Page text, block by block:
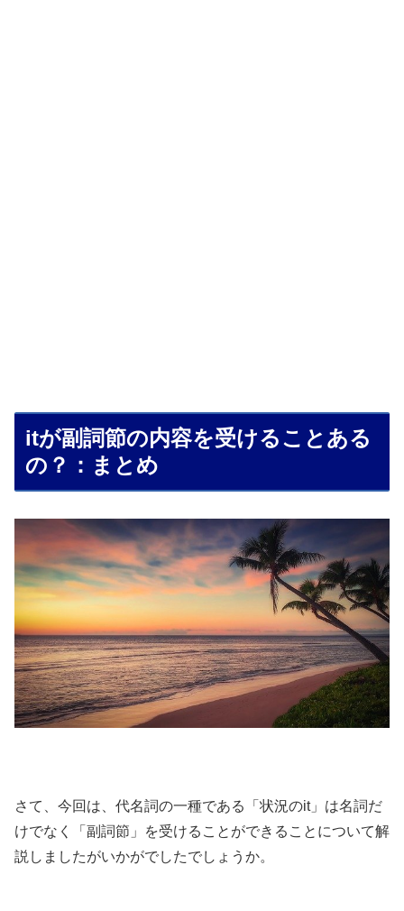
itが副詞節の内容を受けることある
の？：まとめ
さて、今回は、代名詞の一種である「状況のit」は名詞だ
けでなく「副詞節」を受けることができることについて解
説しましたがいかがでしたでしょうか。